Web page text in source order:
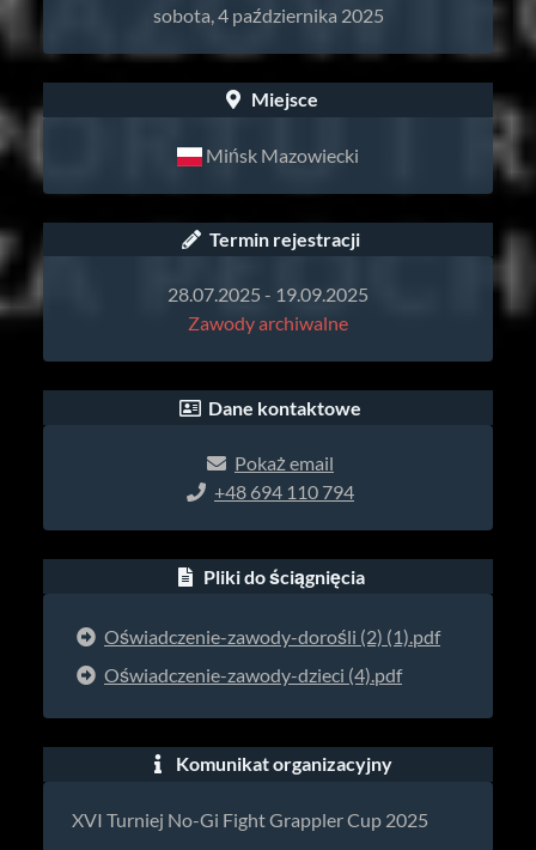
sobota, 4 października 2025
Miejsce
Mińsk Mazowiecki
Termin rejestracji
28.07.2025 - 19.09.2025
Zawody archiwalne
Dane kontaktowe
Pokaż email
+48 694 110 794
Pliki do ściągnięcia
Oświadczenie-zawody-dorośli (2) (1).pdf
Oświadczenie-zawody-dzieci (4).pdf
Komunikat organizacyjny
XVI Turniej No-Gi Fight Grappler Cup 2025